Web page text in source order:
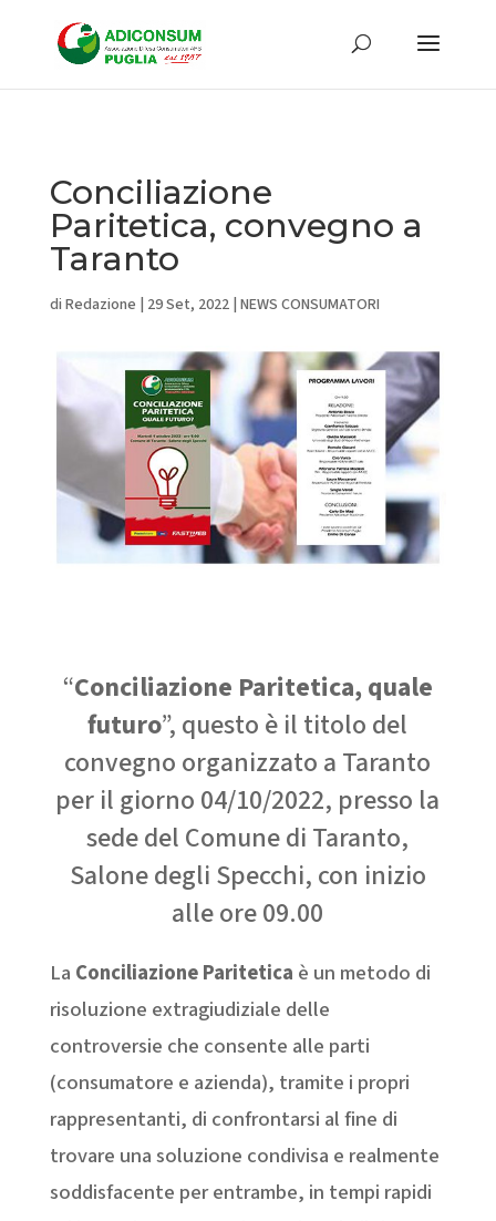
Conciliazione
Paritetica, convegno a
Taranto
di Redazione 29 Set, 2022| NEWS CONSUMATORI
“Conciliazione Paritetica, quale
futuro”, questo è il titolo del
convegno organizzato a Taranto
per il giorno 04/10/2022, presso la
sede del Comune di Taranto,
Salone degli Specchi, con inizio
alle ore 09.00
La Conciliazione Paritetica è un metodo di
risoluzione extragiudiziale delle
controversie che consente alle parti
(consumatore e azienda), tramite i propri
rappresentanti, di confrontarsi al fine di
trovare una soluzione condivisa e realmente
soddisfacente per entrambe, in tempi rapidi